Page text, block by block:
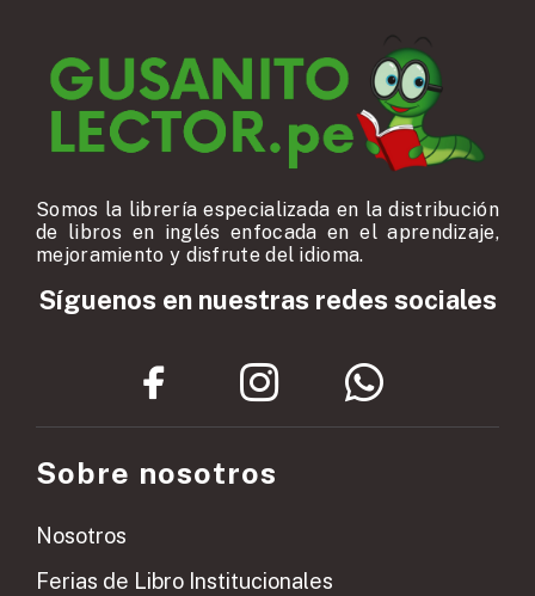
Somos la librería especializada en la distribución
de libros en inglés enfocada en el aprendizaje,
mejoramiento y disfrute del idioma.
Síguenos en nuestras redes sociales
Sobre nosotros
Nosotros
Ferias de Libro Institucionales